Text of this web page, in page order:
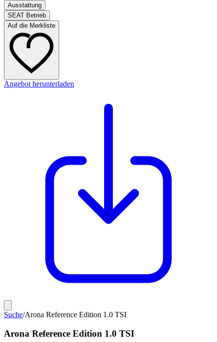
Ausstattung
SEAT Betrieb
Auf die Merkliste
Angebot herunterladen
Suche/Arona Reference Edition 1.0 TSI
Arona Reference Edition 1.0 TSI